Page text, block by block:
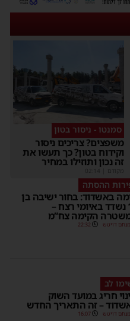
סמנטו - ניסור בטון
משפצים? צריכים ניסור
וקידוח בטון? כך תעשו את
זה נכון ותוזילו במחיר
מקודם
ההסתה
באשדוד: בחור ישיבה בן
13 נשדד באיומי רצח –
הקימה צח”מ
מנחם דויטש 22:32
לב
חריג במועד השוק
– זה התאריך החדש
מנחם דויטש 16:07